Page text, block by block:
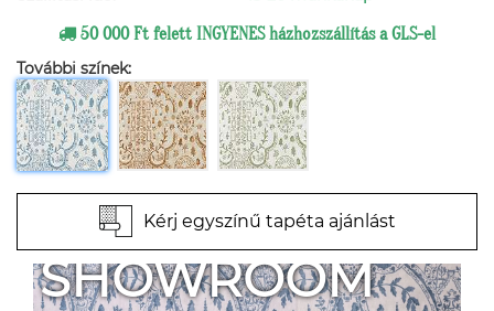
50 000 Ft felett INGYENES házhozszállítás a GLS-el
További színek:
Kérj egyszínű tapéta ajánlást
SHOWROOM